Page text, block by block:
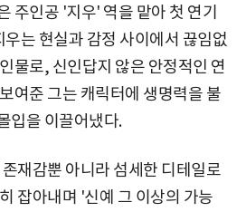
주인공 '지우' 역을 맡아 첫 연기
우는 현실과 감정 사이에서 끊임없
물로, 신인답지 않은 안정적인 연
여준 그는 캐릭터에 생명력을 불
입을 이끌어냈다.
재감뿐 아니라 섬세한 디테일로
잡아내며 '신예 그 이상의 가능